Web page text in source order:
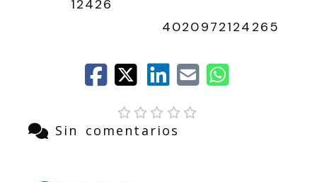
12426
4020972124265
Sin comentarios